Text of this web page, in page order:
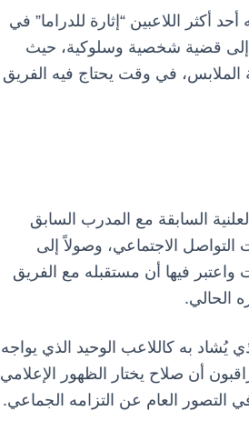
أكثر اللاعبين “إثارة للدراما” في
إلى قضية شخصية وسلوكية، حيث
الملابس، في وقت يحتاج فيه الفريق
السابقة مع المدرب السابق
الاجتماعي، وصولاً إلى
فيها أن مستقبله مع الفريق
الحالي.
يُشاد به كاللاعب الوحيد الذي يواجه
أن صلاح يختار الظهور الإعلامي
العام عن التزامه الجماعي.